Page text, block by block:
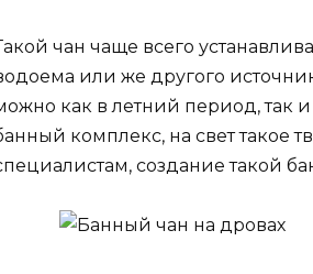
чан чаще всего
или же другого
как в летний период, так
комплекс, на свет такое
создание такой